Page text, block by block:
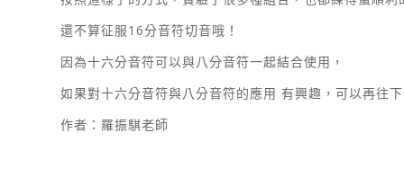
還不算征服16分音符切音哦！
因為十六分音符可以與八分音符一起結合使用，
如果對十六分音符與八分音符的應用 有興趣，可以再往下
作者：羅振騏老師